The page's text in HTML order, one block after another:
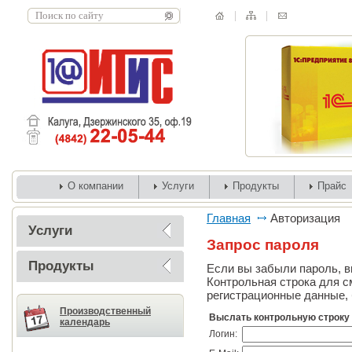
О компании Услуги Продукты Прайс
Услуги
Продукты
Производственный
календарь
Главная Авторизация
Запрос пароля
Если вы забыли пароль,
Контрольная строка для
регистрационные
Выслать контрольную строку
Логин: